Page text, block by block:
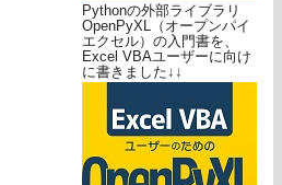
Pythonの外部ライブラリ
OpenPyXL（オープンパイ
エクセル）の入門書を、
Excel VBAユーザーに向け
に書きました↓↓